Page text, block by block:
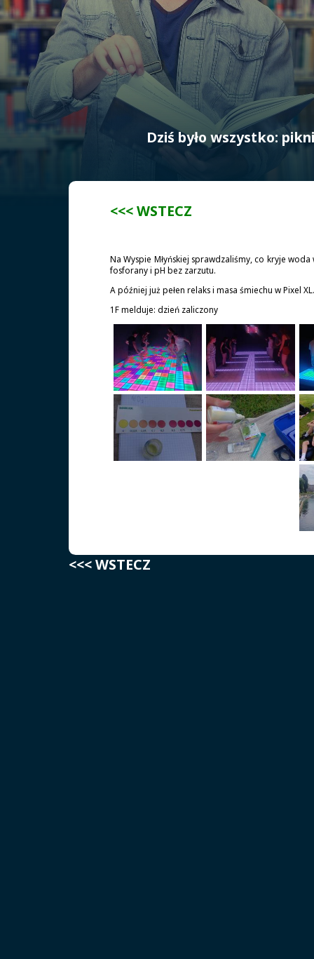
Dziś było wszystko:
<<< WSTECZ
Na Wyspie Młyńskiej sprawdzaliśmy, co kryje
fosforany i pH bez zarzutu.
A później już pełen relaks i masa śmiechu w Pixel XL.
1F melduje: dzień zaliczony
<<< WSTECZ